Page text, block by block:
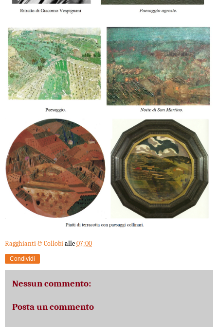
Ragghianti & Collobialle07:00
Condividi
Nessun commento:
Posta un commento